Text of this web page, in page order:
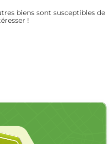
biens sont susceptibles de
!